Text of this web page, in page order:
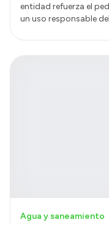
entidad refuerza el
un uso responsable
Agua y saneamiento